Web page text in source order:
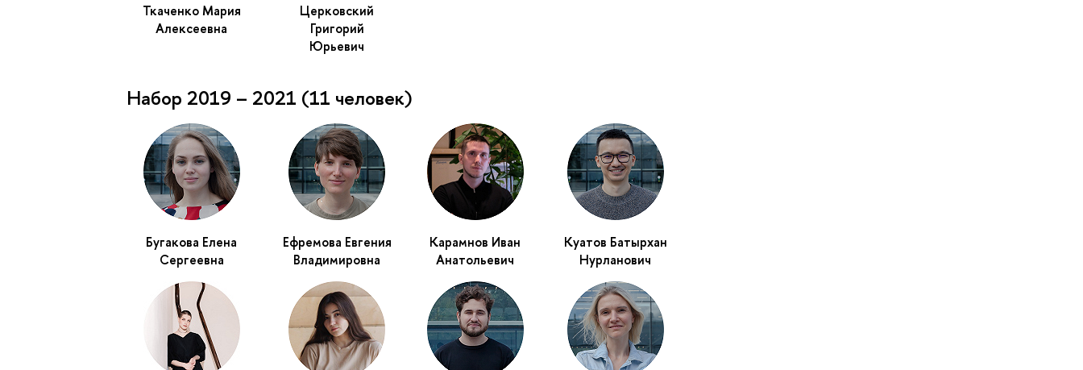
Ткаченко Мария
Алексеевна
Церковский
Григорий
Юрьевич
Набор 2019 – 2021 (11 человек)
Бугакова Елена
Сергеевна
Ефремова Евгения
Владимировна
Карамнов Иван
Анатольевич
Куатов Батырхан
Нурланович